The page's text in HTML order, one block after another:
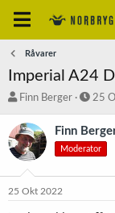
Råvarer
Imperial A24
T
å
d
s
Finn Berger
S
a
r
t
25
Finn
Moderator
25 Okt 2022